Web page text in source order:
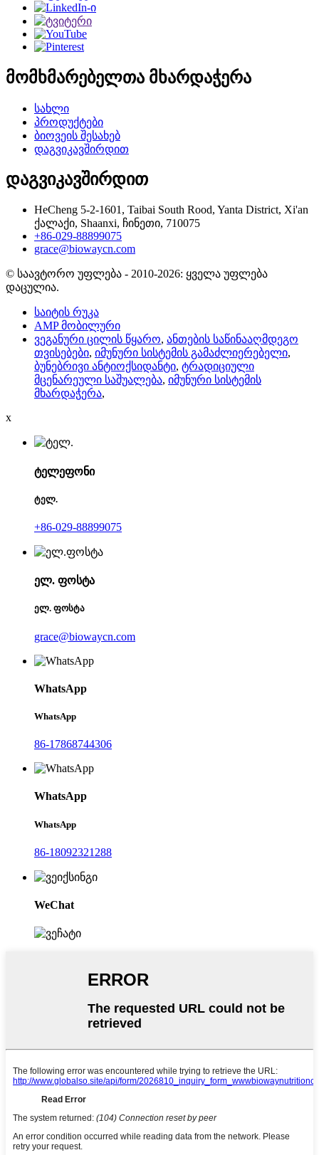
მომხმარებელთა მხარდაჭერა
სახლი
პროდუქტები
ბიოვეის შესახებ
დაგვიკავშირდით
დაგვიკავშირდით
HeCheng 5-2-1601, Taibai South Rood, Yanta District, Xi'an
ქალაქი, Shaanxi, ჩინეთი, 710075
+86-029-88899075
grace@biowaycn.com
© საავტორო უფლება - 2010-2026: ყველა უფლება
დაცულია.
საიტის რუკა
AMP მობილური
ვეგანური ცილის წყარო, ანთების საწინააღმდეგო
თვისებები, იმუნური სისტემის გამაძლიერებელი,
ბუნებრივი ანტიოქსიდანტი, ტრადიციული
მცენარეული საშუალება, იმუნური სისტემის
მხარდაჭერა,
x
ტელეფონი
ტელ.
+86-029-88899075
ელ. ფოსტა
ელ. ფოსტა
grace@biowaycn.com
WhatsApp
WhatsApp
86-17868744306
WhatsApp
WhatsApp
86-18092321288
WeChat